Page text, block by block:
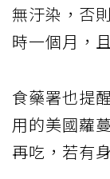
無汙染，否
時一個月，
食藥署也提
用的美國蘿
再吃，若有